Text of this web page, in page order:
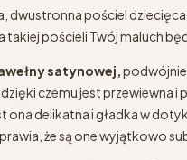
dwustronna pościel
pościeli Twój maluch
satynowej,
czemu jest przewiewna i
delikatna i gładka w
że są one wyjątkowo